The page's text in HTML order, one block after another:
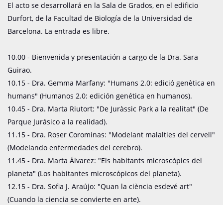
El acto se desarrollará en la Sala de Grados, en el edificio
Durfort, de la Facultad de Biología de la Universidad de
Barcelona. La entrada es libre.
10.00 - Bienvenida y presentación a cargo de la Dra. Sara
Guirao.
10.15 - Dra. Gemma Marfany: "Humans 2.0: edició genètica en
humans" (Humanos 2.0: edición genética en humanos).
10.45 - Dra. Marta Riutort: "De Juràssic Park a la realitat" (De
Parque Jurásico a la realidad).
11.15 - Dra. Roser Corominas: "Modelant malalties del cervell"
(Modelando enfermedades del cerebro).
11.45 - Dra. Marta Álvarez: "Els habitants microscòpics del
planeta" (Los habitantes microscópicos del planeta).
12.15 - Dra. Sofia J. Araújo: "Quan la ciència esdevé art"
(Cuando la ciencia se convierte en arte).